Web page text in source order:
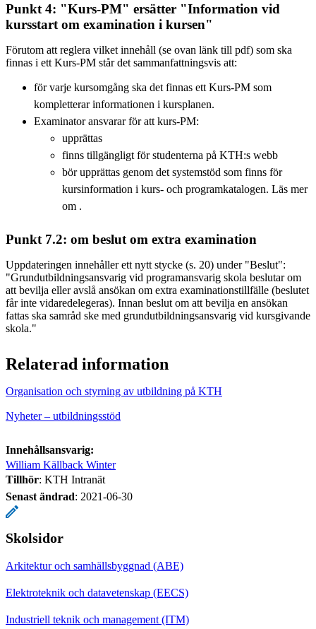
Punkt 4: "Kurs-PM" ersätter "Information vid
kursstart om examination i kursen"
Förutom att reglera vilket innehåll (se ovan länk till pdf) som ska
finnas i ett Kurs-PM står det sammanfattningsvis att:
för varje kursomgång ska det finnas ett Kurs-PM som
kompletterar informationen i kursplanen.
Examinator ansvarar för att kurs-PM:
upprättas
finns tillgängligt för studenterna på KTH:s webb
bör upprättas genom det systemstöd som finns för
kursinformation i kurs- och programkatalogen. Läs mer
om .
Punkt 7.2: om beslut om extra examination
Uppdateringen innehåller ett nytt stycke (s. 20) under "Beslut":
"Grundutbildningsansvarig vid programansvarig skola beslutar om
att bevilja eller avslå ansökan om extra examinationstillfälle (beslutet
får inte vidaredelegeras). Innan beslut om att bevilja en ansökan
fattas ska samråd ske med grundutbildningsansvarig vid kursgivande
skola."
Relaterad information
Organisation och styrning av utbildning på KTH
Nyheter – utbildningsstöd
Innehållsansvarig:
William Källback Winter
Tillhör: KTH Intranät
Senast ändrad: 2021-06-30
Skolsidor
Arkitektur och samhällsbyggnad (ABE)
Elektroteknik och datavetenskap (EECS)
Industriell teknik och management (ITM)